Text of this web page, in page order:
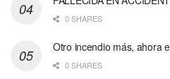
0 SHARES
Otro incendio más, ahora
0 SHARES